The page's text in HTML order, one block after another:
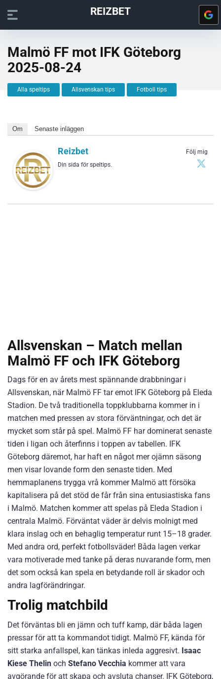
REIZBET
Malmö FF mot IFK Göteborg
2025-08-24
Alla speltips Allsvenskan tips Fotboll tips
Om Senaste inläggen
Följ mig
Reizbet
Din sida för speltips.
Allsvenskan – Match mellan
Malmö FF och IFK Göteborg
Dags för en av årets mest spännande drabbningar i
Allsvenskan, när Malmö FF tar emot IFK Göteborg på Eleda
Stadion. De två traditionella toppklubbarna kommer in i
matchen med pressen av stora förväntningar, och det är
mycket som står på spel. Malmö FF har dominerat senaste
tiden i ligan och återfinns i toppen av tabellen. IFK
Göteborg däremot, har haft en något mer ojämn säsong
men visar lovande form den senaste tiden. Med
hemmaplanens trygga vrå kommer Malmö att försöka
kapitalisera på det stöd de får från sina entusiastiska fans
i Malmö. Matchen kommer att spelas på Eleda Stadion i
centrala Malmö. Förväntat väder är delvis molnigt med
klara inslag och en behaglig temperatur runt 15–18 grader.
Med andra ord, perfekt fotbollsväder! Båda lagen verkar
vara motiverade med tanke på deras nuvarande form, men
det som också kan spela en betydande roll är skador och
andra lagförändringar.
Trolig matchbild
Det förväntas bli en jämn och tuff kamp, där båda lagen
pressar för att ta kommandot tidigt. Malmö FF, kända för
sitt starka anfallspel, kan tänkas inleda aggresivt. Isaac
Kiese Thelin och Stefano Vecchia kommer att vara
avgörande för att skapa och avsluta chanser. IFK Göteborg,